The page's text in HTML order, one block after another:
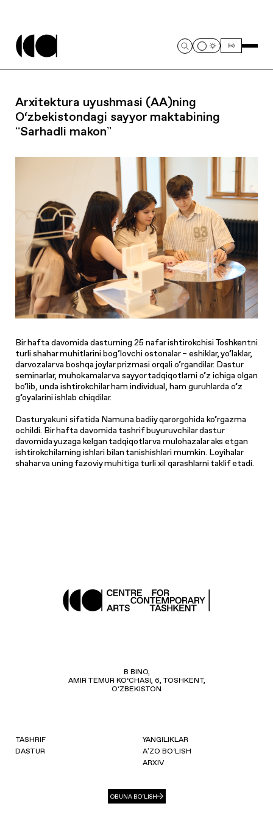
Arxitektura uyushmasi (AA)ning
O‘zbekistondagi sayyor maktabining
ʻʻSarhadli makonʼʼ
Bir hafta davomida dasturning 25 nafar ishtirokchisi Toshkentni
turli shahar muhitlarini bog‘lovchi ostonalar – eshiklar, yo‘laklar,
darvozalar va boshqa joylar prizmasi orqali o‘rgandilar. Dastur
seminarlar, muhokamalar va sayyor tadqiqotlarni o‘z ichiga olgan
bo‘lib, unda ishtirokchilar ham individual, ham guruhlarda o‘z
g‘oyalarini ishlab chiqdilar.
Dastur yakuni sifatida Namuna badiiy qarorgohida ko‘rgazma
ochildi. Bir hafta davomida tashrif buyuruvchilar dastur
davomida yuzaga kelgan tadqiqotlar va mulohazalar aks etgan
ishtirokchilarning ishlari bilan tanishishlari mumkin. Loyihalar
shahar va uning fazoviy muhitiga turli xil qarashlarni taklif etadi.
B BINO,
AMIR TEMUR KO‘CHASI, 6, TOSHKENT,
O‘ZBEKISTON
TASHRIF
DASTUR
YANGILIKLAR
AʼZO BO‘LISH
ARXIV
OBUNA BO‘LISH